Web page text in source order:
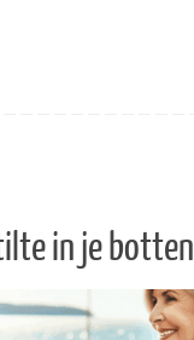
in je botten